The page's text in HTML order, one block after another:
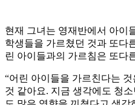
현재 그녀는 영재반에서 아이
학생들을 가르쳤던 것과 또다
린 아이들과의 가르침은 또다
“어린 아이들을 가르친다는
것 같아요. 지금 생각에도 청